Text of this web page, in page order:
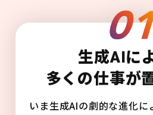
生成AIに
多くの仕事が
いま生成AIの劇的な進化に